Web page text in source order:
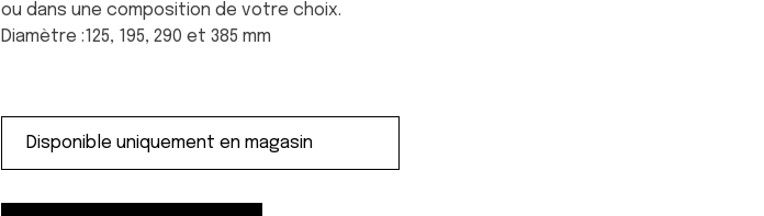
ou dans une composition de votre choix.
Diamètre :125, 195, 290 et 385 mm